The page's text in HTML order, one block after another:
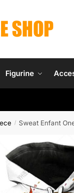
Figurine
/ Sweat Enfant